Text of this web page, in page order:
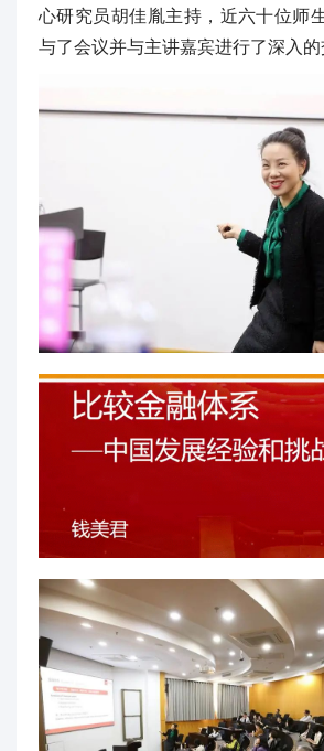
心研究员胡佳胤主持，近六十位师
与了会议并与主讲嘉宾进行了深入的